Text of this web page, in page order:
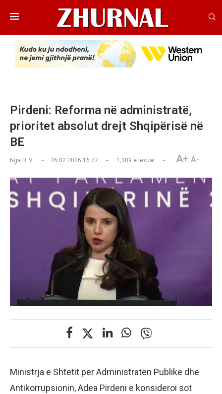
Pirdeni: Reforma në administratë,
prioritet absolut drejt Shqipërisë në
BE
Nga D. V. 26.02.2026 16:27 1,309 e lexuar A+ A-
Ministrja e Shtetit për Administratën Publike dhe
Antikorrupsionin, Adea Pirdeni e konsideroi sot